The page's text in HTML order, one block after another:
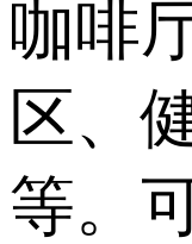
咖啡
区、
等。